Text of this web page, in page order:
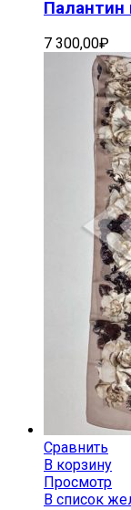
Палантин
7 300,00₽
Сравнить
В корзину
Просмотр
В список